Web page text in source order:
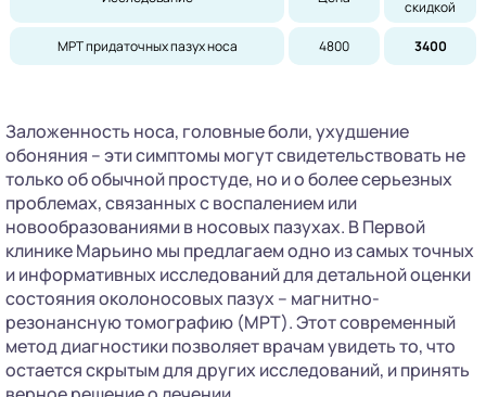
скидкой
МРТ придаточных пазух носа 4800 3400
Заложенность носа, головные боли, ухудшение
обоняния – эти симптомы могут свидетельствовать не
только об обычной простуде, но и о более серьезных
проблемах, связанных с воспалением или
новообразованиями в носовых пазухах. В Первой
клинике Марьино мы предлагаем одно из самых точных
и информативных исследований для детальной оценки
состояния околоносовых пазух – магнитно-
резонансную томографию (МРТ). Этот современный
метод диагностики позволяет врачам увидеть то, что
остается скрытым для других исследований, и принять